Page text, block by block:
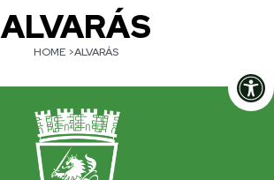
ALVARÁS
HOME >ALVARÁS